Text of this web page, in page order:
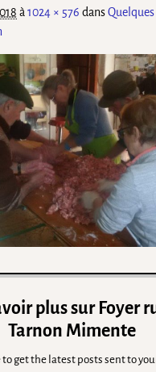
à1024 × 576 dans
plus sur Foyer
Tarnon Mimente
get the latest posts sent to